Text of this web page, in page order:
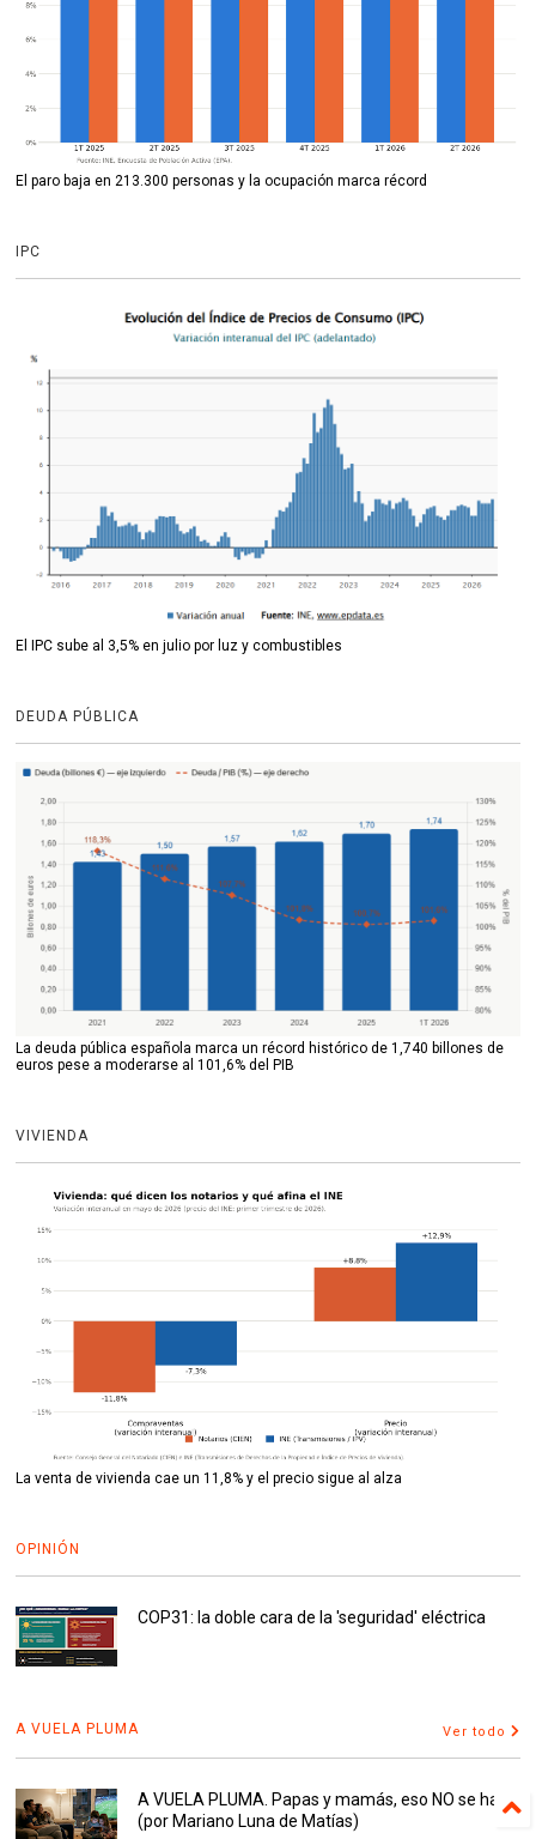
El paro baja en 213.300 personas y la ocupación marca récord
IPC
El IPC sube al 3,5% en julio por luz y combustibles
DEUDA PÚBLICA
La deuda pública española marca un récord histórico de 1,740 billones de
euros pese a moderarse al 101,6% del PIB
VIVIENDA
La venta de vivienda cae un 11,8% y el precio sigue al alza
OPINIÓN
COP31: la doble cara de la 'seguridad' eléctrica
A VUELA PLUMA Ver todo
A VUELA PLUMA. Papas y mamás, eso NO se hace
(por Mariano Luna de Matías)